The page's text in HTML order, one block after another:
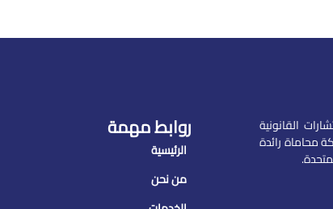
القانونية
محاماة رائدة
روابط مهمة
الرئيسية
من نحن